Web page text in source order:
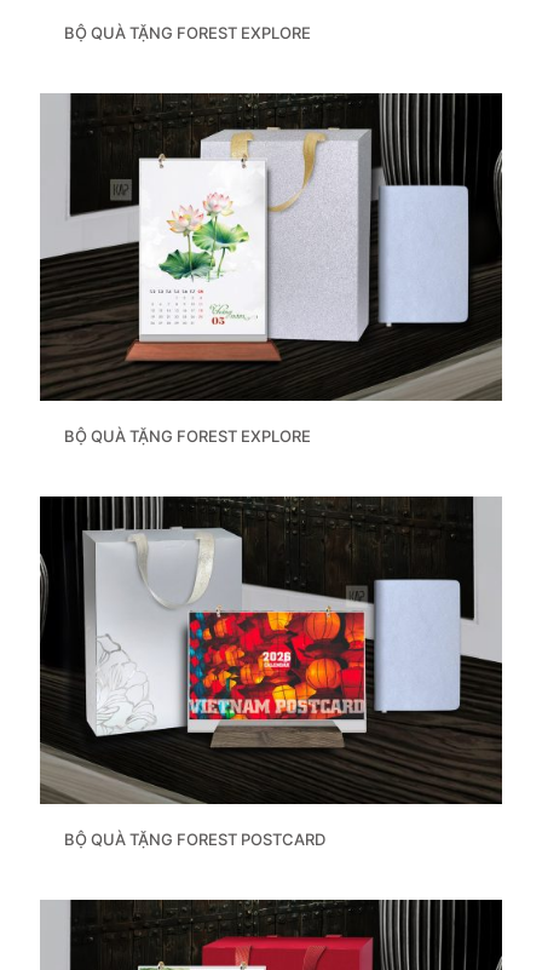
BỘ QUÀ TẶNG FOREST EXPLORE
BỘ QUÀ TẶNG FOREST EXPLORE
BỘ QUÀ TẶNG FOREST POSTCARD